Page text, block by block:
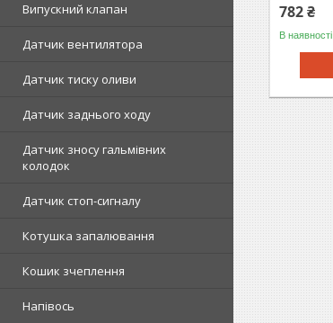
Випускний клапан
Датчик вентилятора
Датчик тиску оливи
Датчик заднього ходу
Датчик зносу гальмівних
колодок
Датчик стоп-сигналу
Котушка запалювання
Кошик зчеплення
Напівось
782 ₴
В наявності